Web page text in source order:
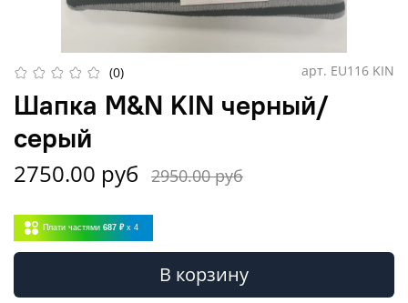
(0) арт. EU116 KIN
Шапка M&N KIN черный/
серый
2750.00 руб 2950.00 руб
Плати частями 687 ₽ x 4
В корзину